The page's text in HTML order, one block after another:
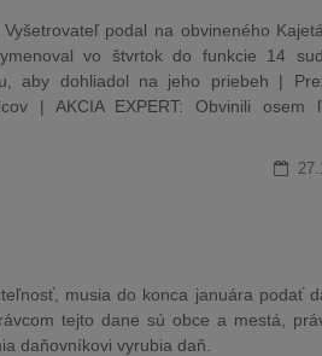
podal na obvineného
vo štvrtok do funkcie 14
aby dohliadol na jeho priebeh |
| AKCIA EXPERT: Obvinili osem
musia do konca januára podať
tejto dane sú obce a mestá,
daňovníkovi vyrubia daň.